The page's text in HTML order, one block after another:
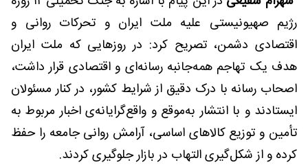
رژیم صهیونیستی علیه ملت ایران و تحرکات روانی و
اقتصادی دشمن، تصریح کرد: در روزهایی که ملت ایران
هدف یک تهاجم همه‌جانبه رسانه‌ای و اقتصادی قرار داشت،
اصحاب رسانه با درک دقیق از شرایط کشور، در کنار مسئولان
ایستادند و با انتشار به‌موقع و واقع‌گرایانه‌ی اخبار مربوط به
تأمین و توزیع کالاهای اساسی، آرامش روانی جامعه را حفظ
کرده و از شکل‌گیری التهاب در بازار جلوگیری کردند.